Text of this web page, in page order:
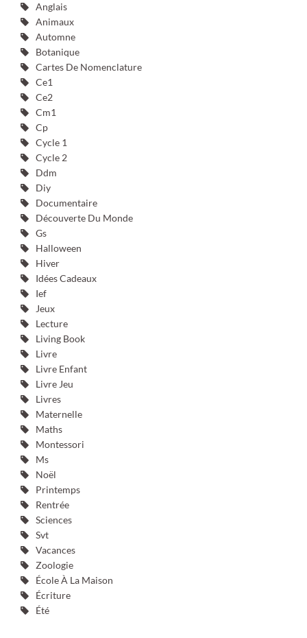
Anglais
Animaux
Automne
Botanique
Cartes De Nomenclature
Ce1
Ce2
Cm1
Cp
Cycle 1
Cycle 2
Ddm
Diy
Documentaire
Découverte Du Monde
Gs
Halloween
Hiver
Idées Cadeaux
Ief
Jeux
Lecture
Living Book
Livre
Livre Enfant
Livre Jeu
Livres
Maternelle
Maths
Montessori
Ms
Noël
Printemps
Rentrée
Sciences
Svt
Vacances
Zoologie
École À La Maison
Écriture
Été